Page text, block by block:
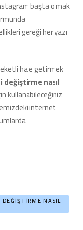
başta olmak
gereği her yazı
hale getirmek
nasıl
kullanabileceğiniz
internet
NASIL